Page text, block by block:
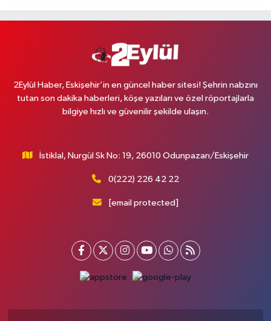
2Eylül Haber, Eskişehir’in en güncel haber sitesi! Şehrin nabzını
tutan son dakika haberleri, köşe yazıları ve özel röportajlarla
bilgiye hızlı ve güvenilir şekilde ulaşın.
İstiklal, Nurgül Sk No: 19, 26010 Odunpazarı/Eskişehir
0(222) 226 42 22
[email protected]